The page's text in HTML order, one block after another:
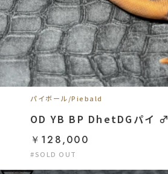
パイボール/Piebald
OD YB BP DhetDGパイ ♂
￥128,000
#SOLD OUT